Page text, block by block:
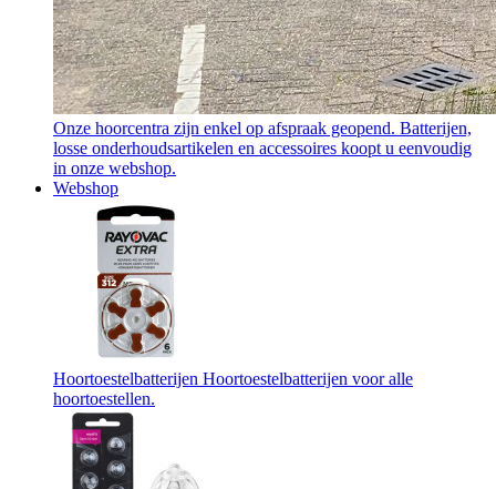
Onze hoorcentra zijn enkel op afspraak geopend. Batterijen,
losse onderhoudsartikelen en accessoires koopt u eenvoudig
in onze webshop.
Webshop
Hoortoestelbatterijen Hoortoestelbatterijen voor alle
hoortoestellen.